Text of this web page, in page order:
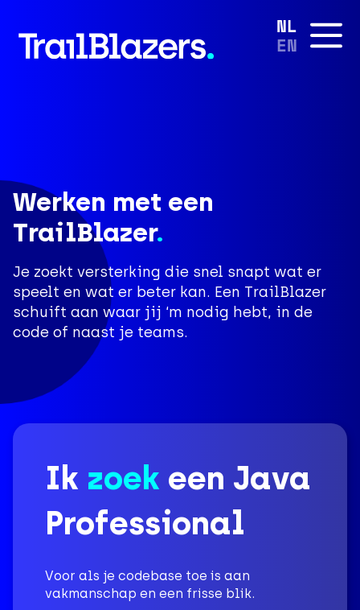
NL
EN
Werken met een
TrailBlazer.
Je zoekt versterking die snel snapt wat er
speelt en wat er beter kan. Een TrailBlazer
schuift aan waar jij ‘m nodig hebt, in de
code of naast je teams.
Ik zoek een Java
Professional
Voor als je codebase toe is aan
vakmanschap en een frisse blik.